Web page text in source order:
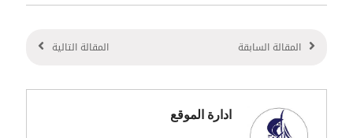
المقالة السابقة المقالة التالية
ادارة الموقع